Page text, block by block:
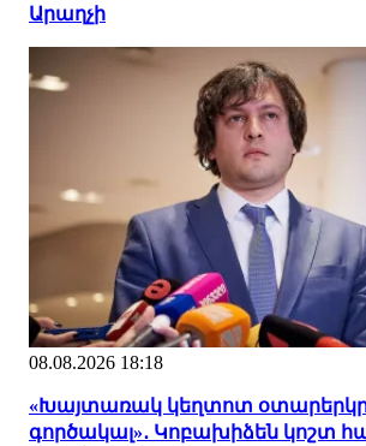
Արաղչի
08.08.2026 18:18
«Խայտառակ կեղտոտ
գործակալ»․ Կոբախիձեն կոշտ